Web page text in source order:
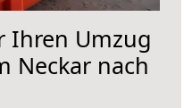
Ihren Umzug
Neckar nach